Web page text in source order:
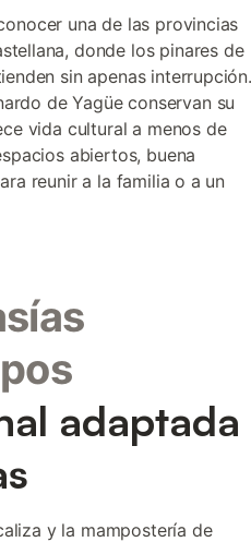
una de las provincias
donde los pinares de
sin apenas interrupción.
de Yagüe conservan su
vida cultural a menos de
abiertos, buena
reunir a la familia o a un
adaptada
y la mampostería de